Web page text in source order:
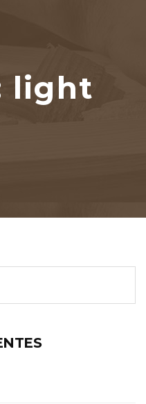
light